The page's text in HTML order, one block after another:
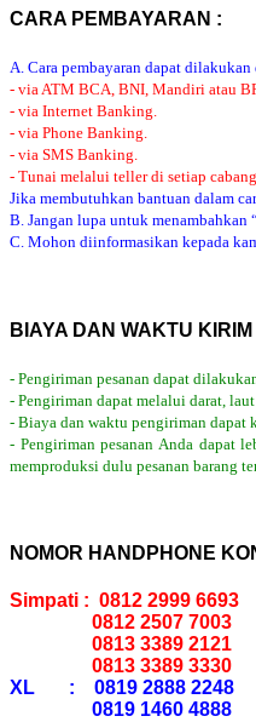
CARA PEMBAYARAN :
A. Cara pembayaran dapat
- via ATM BCA, BNI, Mandiri atau
- via Internet Banking.
- via Phone Banking.
- via SMS Banking.
- Tunai melalui teller di setiap
Jika membutuhkan bantuan dalam
B. Jangan lupa untuk menambahkan
C. Mohon diinformasikan kepada
BIAYA DAN WAKTU KIRIM
- Pengiriman pesanan dapat
- Pengiriman dapat melalui darat,
- Biaya dan waktu pengiriman dapat
- Pengiriman pesanan Anda dapat
memproduksi dulu pesanan barang
NOMOR HANDPHONE
Simpati : 0812 2999 6693
0812 2507 7003
0813 3389 2121
0813 3389 3330
XL : 0819 2888 2248
0819 1460 4888